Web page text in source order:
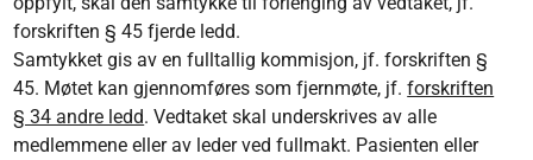
forskriften § 45 fjerde ledd.
Samtykket gis av en fulltallig kommisjon, jf. forskriften §
45. Møtet kan gjennomføres som fjernmøte, jf.forskriften
§ 34 andre ledd. Vedtaket skal underskrives av alle
medlemmene eller av leder ved fullmakt. Pasienten eller